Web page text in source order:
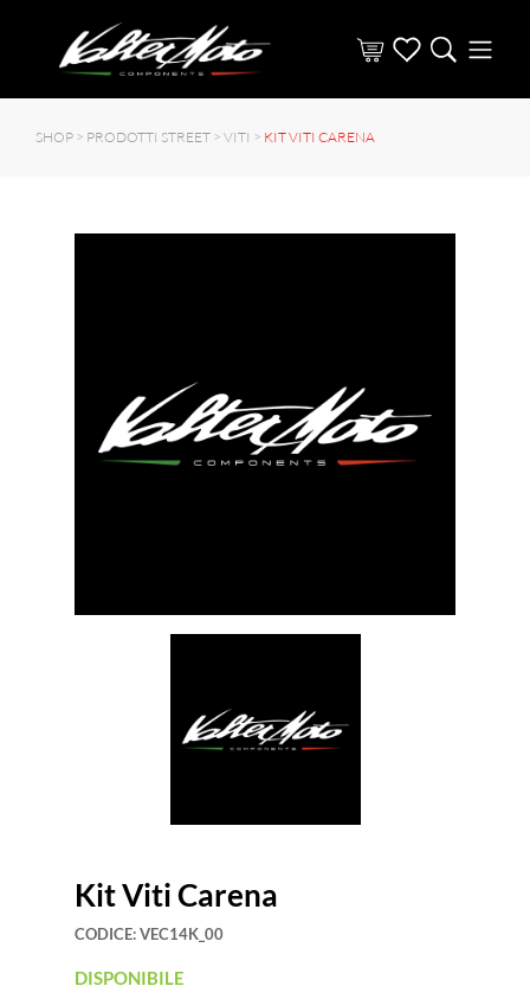
SHOP > PRODOTTI STREET > VITI > KIT VITI CARENA
Kit Viti Carena
CODICE:VEC14K_00
DISPONIBILE